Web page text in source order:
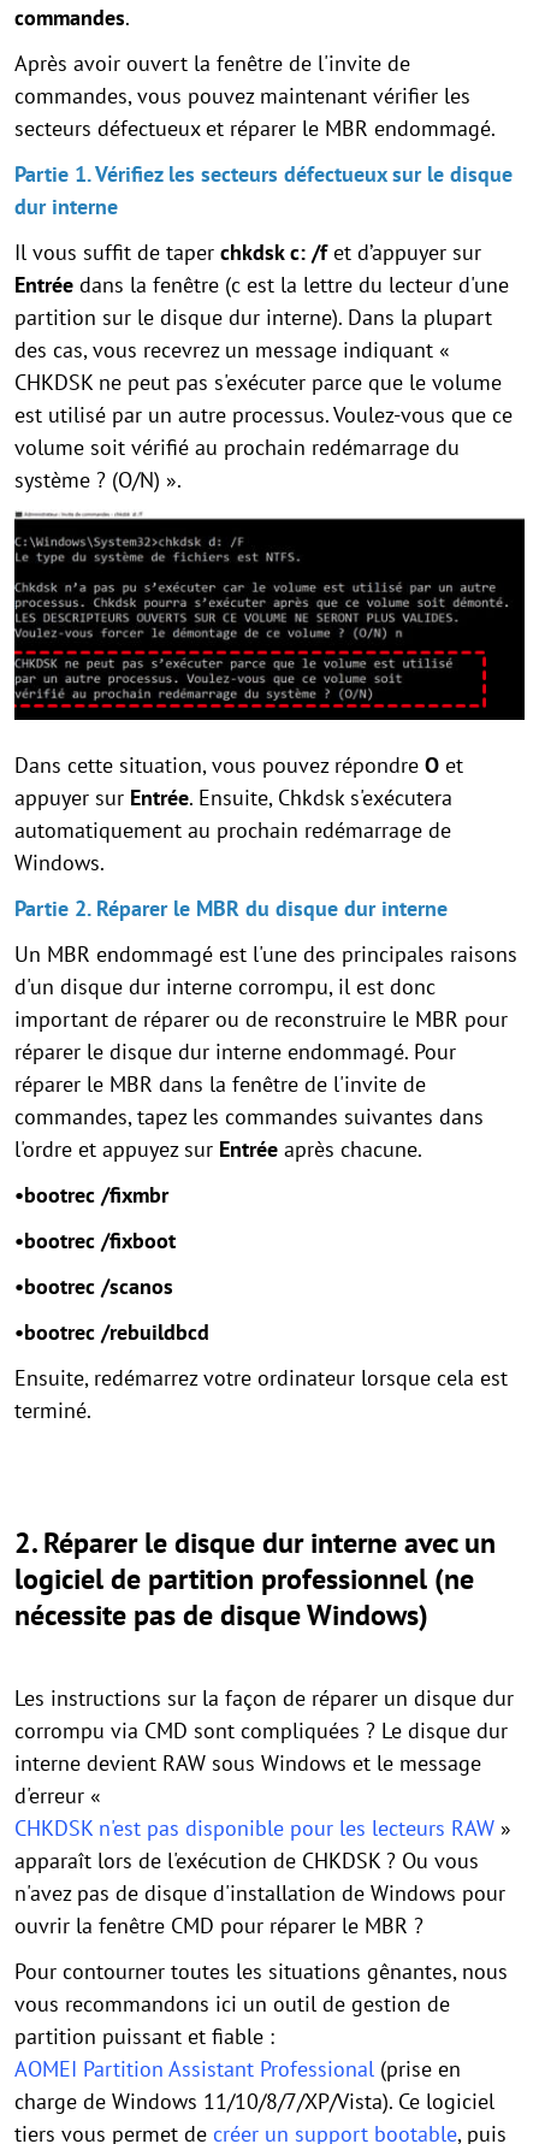
commandes.
Après avoir ouvert la fenêtre de l'invite de
commandes, vous pouvez maintenant vérifier les
secteurs défectueux et réparer le MBR endommagé.
Partie 1. Vérifiez les secteurs défectueux sur le disque
dur interne
Il vous suffit de taper chkdsk c: /fet d’appuyer sur
Entrée dans la fenêtre (c est la lettre du lecteur d'une
partition sur le disque dur interne). Dans la plupart
des cas, vous recevrez un message indiquant «
CHKDSK ne peut pas s'exécuter parce que le volume
est utilisé par un autre processus. Voulez-vous que ce
volume soit vérifié au prochain redémarrage du
système ? (O/N) ».
Dans cette situation, vous pouvez répondre O et
appuyer sur Entrée. Ensuite, Chkdsk s'exécutera
automatiquement au prochain redémarrage de
Windows.
Partie 2. Réparer le MBR du disque dur interne
Un MBR endommagé est l'une des principales raisons
d'un disque dur interne corrompu, il est donc
important de réparer ou de reconstruire le MBR pour
réparer le disque dur interne endommagé. Pour
réparer le MBR dans la fenêtre de l'invite de
commandes, tapez les commandes suivantes dans
l'ordre et appuyez sur Entrée après chacune.
•bootrec /fixmbr
•bootrec /fixboot
•bootrec /scanos
•bootrec /rebuildbcd
Ensuite, redémarrez votre ordinateur lorsque cela est
terminé.
2. Réparer le disque dur interne avec un
logiciel de partition professionnel (ne
nécessite pas de disque Windows)
Les instructions sur la façon de réparer un disque dur
corrompu via CMD sont compliquées ? Le disque dur
interne devient RAW sous Windows et le message
d'erreur «
CHKDSK n'est pas disponible pour les lecteurs RAW »
apparaît lors de l'exécution de CHKDSK ? Ou vous
n'avez pas de disque d'installation de Windows pour
ouvrir la fenêtre CMD pour réparer le MBR ?
Pour contourner toutes les situations gênantes, nous
vous recommandons ici un outil de gestion de
partition puissant et fiable :
AOMEI Partition Assistant Professional (prise en
charge de Windows 11/10/8/7/XP/Vista). Ce logiciel
tiers vous permet de créer un support bootable, puis